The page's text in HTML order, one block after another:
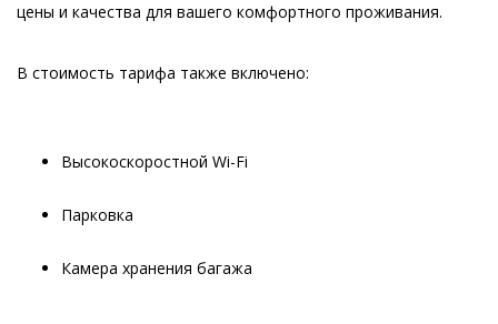
цены и качества для вашего комфортного проживания.
В стоимость тарифа также включено:
Высокоскоростной Wi-Fi
Парковка
Камера хранения багажа